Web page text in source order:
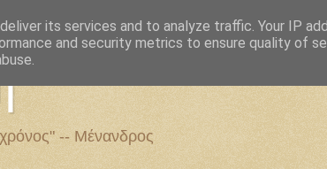
-- Μένανδρος
its services and to analyze traffic. Your IP
and security metrics to ensure quality of